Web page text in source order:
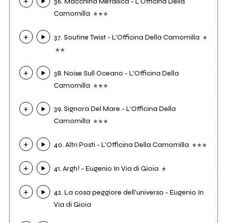
Camomilla
37. Soutine Twist - L'Officina Della Camomilla
38. Noise Sull Oceano - L'Officina Della
Camomilla
39. Signora Del Mare - L'Officina Della
Camomilla
40. Altri Posti - L'Officina Della Camomilla
41. Argh! - Eugenio In Via di Gioia
42. La cosa peggiore dell'universo - Eugenio In
Via di Gioia